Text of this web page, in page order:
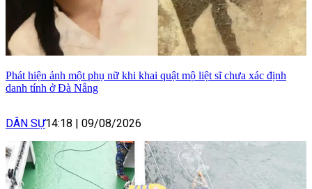
Phát hiện ảnh một phụ nữ khi khai quật mộ liệt sĩ chưa xác định
danh tính ở Đà Nẵng
DÂN SỰ14:18 09/08/2026